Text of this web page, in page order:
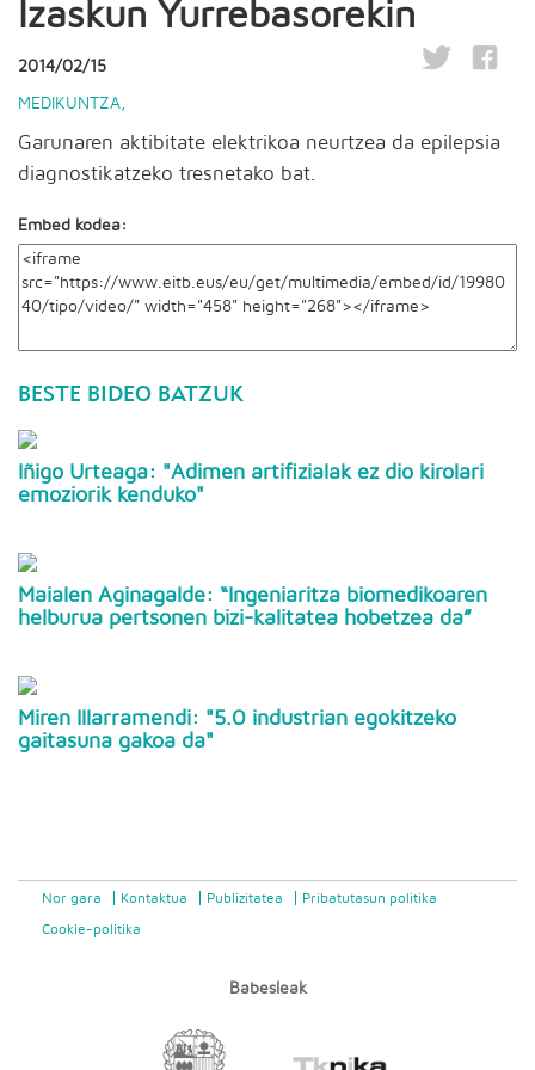
Izaskun Yurrebasorekin
2014/02/15
MEDIKUNTZA
Garunaren aktibitate elektrikoa neurtzea da epilepsia
diagnostikatzeko tresnetako bat.
Embed kodea:
BESTE BIDEO BATZUK
Iñigo Urteaga: "Adimen artifizialak ez dio kirolari
emoziorik kenduko"
Maialen Aginagalde: “Ingeniaritza biomedikoaren
helburua pertsonen bizi-kalitatea hobetzea da”
Miren Illarramendi: "5.0 industrian egokitzeko
gaitasuna gakoa da"
Nor gara Kontaktua Publizitatea Pribatutasun politika
Cookie-politika
Babesleak